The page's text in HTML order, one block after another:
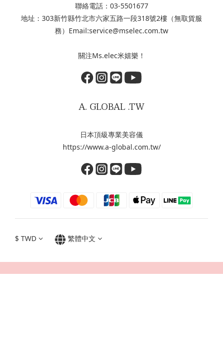
聯絡電話：03-5501677
地址：303新竹縣竹北市六家五路一段318號2樓（無取貨服
務）Email:service@mselec.com.tw
關注Ms.elec米嬉樂！
A. GLOBAL .TW
日本頂級專業美容儀
https://www.a-global.com.tw/
$ TWD 繁體中文